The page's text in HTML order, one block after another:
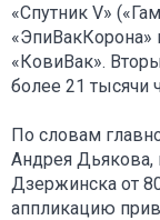
«Спутник V»
«ЭпиВакКорона»
«КовиВак».
более 21 тысячи
По словам
Андрея Дьякова,
Дзержинска от
аппликацию